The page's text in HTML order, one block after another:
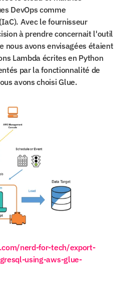
DevOps comme
Avec le fournisseur
à prendre concernait l'outil
nous avons envisagées étaient
Lambda écrites en Python
par la fonctionnalité de
avons choisi Glue.
nerd-for-tech/export-
using-aws-glue-